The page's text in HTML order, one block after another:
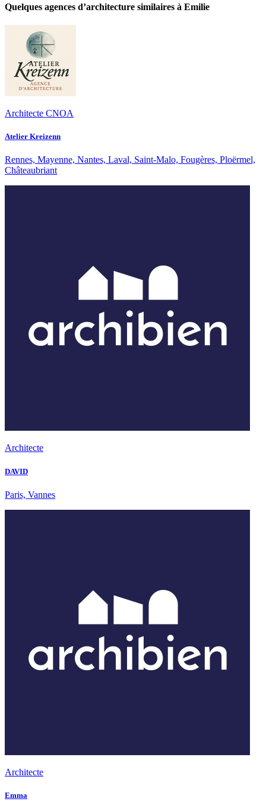
Quelques agences d’architecture similaires à Emilie
Architecte CNOA
Atelier Kreizenn
Rennes, Mayenne, Nantes, Laval, Saint-Malo, Fougères, Ploërmel,
Châteaubriant
Architecte
DAVID
Paris, Vannes
Architecte
Emma